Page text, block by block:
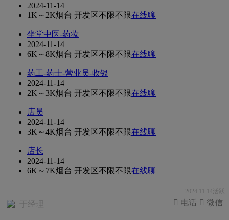
2024-11-14
1K～2K烟台 开发区不限不限在线聊
坐堂中医-药妆
2024-11-14
6K～8K烟台 开发区不限不限在线聊
药工-药士-营业员-收银
2024-11-14
2K～3K烟台 开发区不限不限在线聊
店员
2024-11-14
3K～4K烟台 开发区不限不限在线聊
店长
2024-11-14
6K～7K烟台 开发区不限不限在线聊
2024.11.14活跃
于经理  微信
 电话